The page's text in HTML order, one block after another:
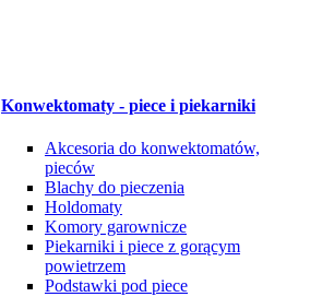
Konwektomaty - piece i piekarniki
Akcesoria do konwektomatów,
pieców
Blachy do pieczenia
Holdomaty
Komory garownicze
Piekarniki i piece z gorącym
powietrzem
Podstawki pod piece